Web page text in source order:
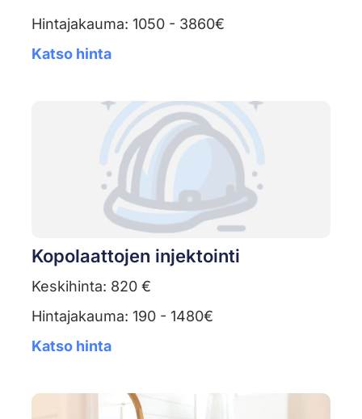
Hintajakauma: 1050 - 3860€
Katso hinta
Kopolaattojen injektointi
Keskihinta: 820 €
Hintajakauma: 190 - 1480€
Katso hinta